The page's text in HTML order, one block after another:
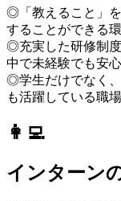
◎「教えること」
することができる
◎充実した研修制
中で未経験でも安
◎学生だけでなく、
も活躍している職
👩‍💻
インターン